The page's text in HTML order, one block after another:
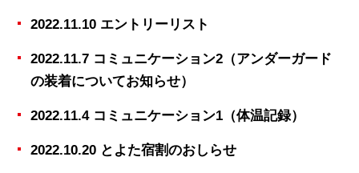
2022.11.10 エントリーリスト
2022.11.7 コミュニケーション2（アンダーガード
の装着についてお知らせ）
2022.11.4 コミュニケーション1（体温記録）
2022.10.20 とよた宿割のおしらせ